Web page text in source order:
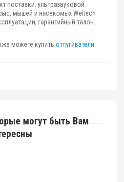
поставки: ультразвуковой
мышей и насекомых Weitech
гарантийный талон.
можете купить отпугиватели
могут быть Вам